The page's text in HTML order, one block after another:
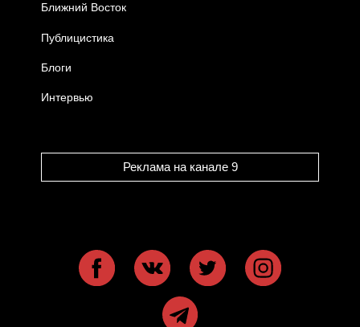
Ближний Восток
Публицистика
Блоги
Интервью
Реклама на канале 9